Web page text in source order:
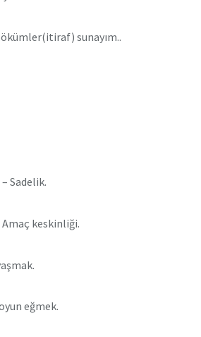
sunayım..
Sadelik.
keskinliği.
eğmek.